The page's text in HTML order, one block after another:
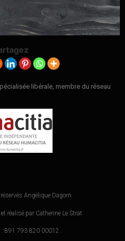
libérale, membre du réseau
Angélique Dagorn.
réalisé par Catherine Le Strat
: 891 793 820 00012.